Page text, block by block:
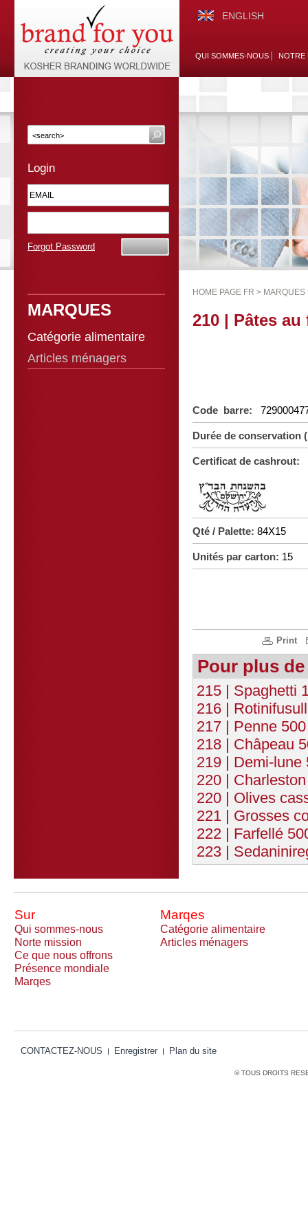
ENGLISH
QUI SOMMES-NOUS NOTRE
Login
Forgot Password
MARQUES
Catégorie alimentaire
Articles ménagers
HOME PAGE FR > MARQUES
210 | Pâtes
Code barre:
Durée de
Certificat de cashrout:
Qté / Palette: 84X15
Unités par carton: 15
Print
Pour plus
215 | Spaghetti
216 |
217 | Penne
218 | Châpeau
219 | Demi-lune
220 |
220 | Olives
221 | Grosses
222 | Farfellé
223 |
Sur Marqes
Qui sommes-nous
Catégorie alimentaire
Norte mission
Articles ménagers
Ce que nous offrons
Présence mondiale
Marqes
CONTACTEZ-NOUS Enregistrer Plan du site
© TOUS DROITS